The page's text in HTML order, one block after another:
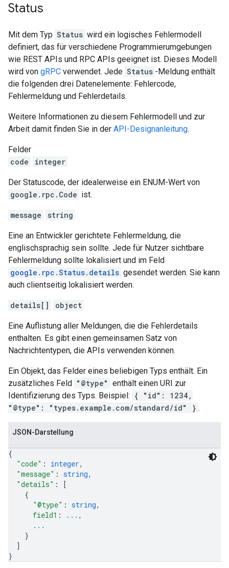
Status
Mit dem Typ Status wird ein logisches Fehlermodell
definiert, das für verschiedene Programmierumgebungen
wie REST APIs und RPC APIs geeignet ist. Dieses Modell
wird von gRPC verwendet. Jede Status -Meldung enthält
die folgenden drei Datenelemente: Fehlercode,
Fehlermeldung und Fehlerdetails.
Weitere Informationen zu diesem Fehlermodell und zur
Arbeit damit finden Sie in der API-Designanleitung.
Felder
code
integer
Der Statuscode, der idealerweise ein ENUM-Wert von
google.rpc.Code ist.
message string
Eine an Entwickler gerichtete Fehlermeldung, die
englischsprachig sein sollte. Jede für Nutzer sichtbare
Fehlermeldung sollte lokalisiert und im Feld
google.rpc.Status.details gesendet werden. Sie kann
auch clientseitig lokalisiert werden.
details[] object
Eine Auflistung aller Meldungen, die die Fehlerdetails
enthalten. Es gibt einen gemeinsamen Satz von
Nachrichtentypen, die APIs verwenden können.
Ein Objekt, das Felder eines beliebigen Typs enthält. Ein
zusätzliches Feld "@type" enthält einen URI zur
Identifizierung des Typs. Beispiel: { "id": 1234,
"@type": "types.example.com/standard/id" } .
JSON-Darstellung
{
"code" : integer,
"message" : string,
"details" :
[
{
"@type" : string,
field1 : ... ,
...
}
]
}